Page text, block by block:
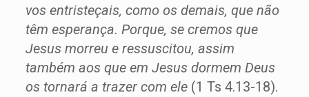
vos entristeçais, como os demais, que não
têm esperança. Porque, se cremos que
Jesus morreu e ressuscitou, assim
também aos que em Jesus dormem Deus
os tornará a trazer com ele(1 Ts 4.13-18).